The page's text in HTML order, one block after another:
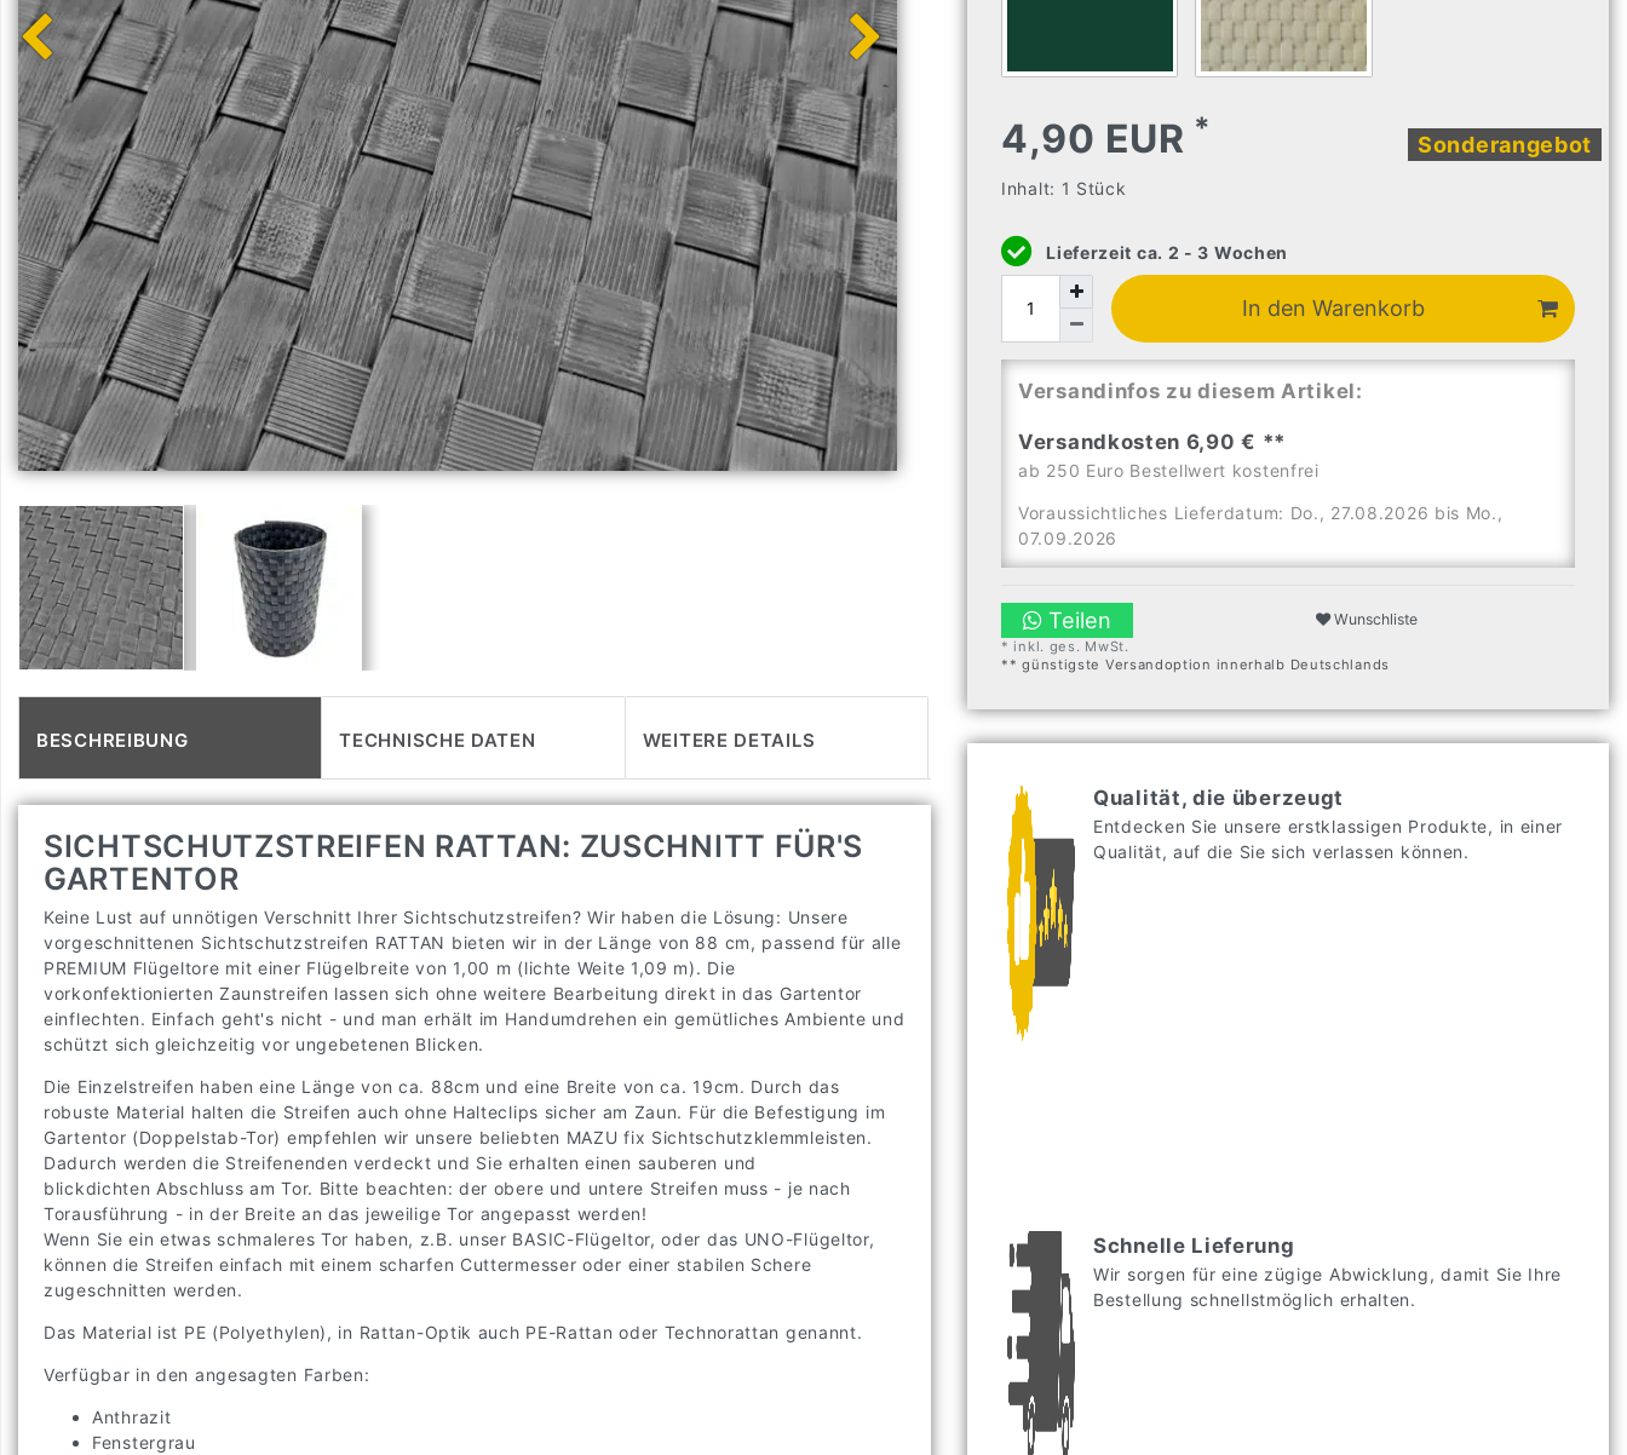
BESCHREIBUNG TECHNISCHE DATEN WEITERE DETAILS
SICHTSCHUTZSTREIFEN RATTAN: ZUSCHNITT FÜR'S
GARTENTOR
Keine Lust auf unnötigen Verschnitt Ihrer Sichtschutzstreifen? Wir haben die Lösung: Unsere
vorgeschnittenen Sichtschutzstreifen RATTAN bieten wir in der Länge von 88 cm, passend für alle
PREMIUM Flügeltore mit einer Flügelbreite von 1,00 m (lichte Weite 1,09 m). Die
vorkonfektionierten Zaunstreifen lassen sich ohne weitere Bearbeitung direkt in das Gartentor
einflechten. Einfach geht's nicht - und man erhält im Handumdrehen ein gemütliches Ambiente und
schützt sich gleichzeitig vor ungebetenen Blicken.
Die Einzelstreifen haben eine Länge von ca. 88cm und eine Breite von ca. 19cm. Durch das
robuste Material halten die Streifen auch ohne Halteclips sicher am Zaun. Für die Befestigung im
Gartentor (Doppelstab-Tor) empfehlen wir unsere beliebten MAZU fix Sichtschutzklemmleisten.
Dadurch werden die Streifenenden verdeckt und Sie erhalten einen sauberen und
blickdichten Abschluss am Tor. Bitte beachten: der obere und untere Streifen muss - je nach
Torausführung - in der Breite an das jeweilige Tor angepasst werden!
Wenn Sie ein etwas schmaleres Tor haben, z.B. unser BASIC-Flügeltor, oder das UNO-Flügeltor,
können die Streifen einfach mit einem scharfen Cuttermesser oder einer stabilen Schere
zugeschnitten werden.
Das Material ist PE (Polyethylen), in Rattan-Optik auch PE-Rattan oder Technorattan genannt.
Verfügbar in den angesagten Farben:
Anthrazit
Fenstergrau
4,90 EUR *
Inhalt: 1 Stück
Sonderangebot
Lieferzeit ca. 2 - 3 Wochen
In den Warenkorb
Versandinfos zu diesem Artikel:
Versandkosten 6,90 € **
ab 250 Euro Bestellwert kostenfrei
Voraussichtliches Lieferdatum: Do., 27.08.2026 bis Mo.,
07.09.2026
Teilen Wunschliste
* inkl. ges. MwSt.
** günstigste Versandoption innerhalb Deutschlands
Qualität, die überzeugt
Entdecken Sie unsere erstklassigen Produkte, in einer
Qualität, auf die Sie sich verlassen können.
Schnelle Lieferung
Wir sorgen für eine zügige Abwicklung, damit Sie Ihre
Bestellung schnellstmöglich erhalten.